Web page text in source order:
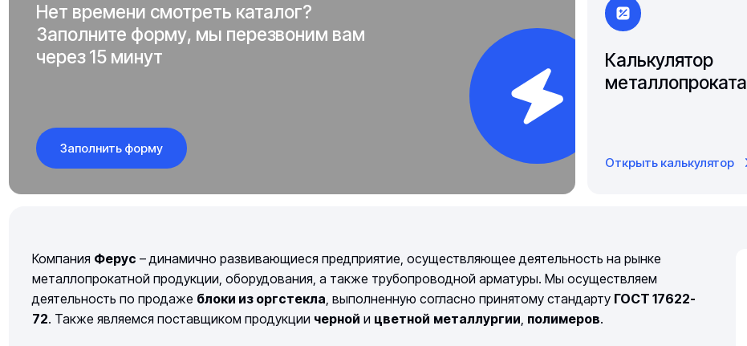
Нет времени смотреть каталог?
Заполните форму, мы перезвоним вам
через 15 минут
Заполнить форму
Калькулятор
металлопроката
Открыть калькулятор
Компания Ферус – динамично развивающиеся предприятие, осуществляющее деятельность на рынке
металлопрокатной продукции, оборудования, а также трубопроводной арматуры. Мы осуществляем
деятельность по продаже блоки из оргстекла , выполненную согласно принятому стандарту ГОСТ 17622-
72. Также являемся поставщиком продукции черной и цветной металлургии полимеров.